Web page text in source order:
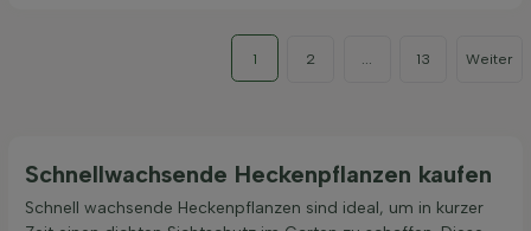
1 2 13 Weiter
Schnellwachsende Heckenpflanzen kaufen
Schnell wachsende Heckenpflanzen sind ideal, um in kurzer